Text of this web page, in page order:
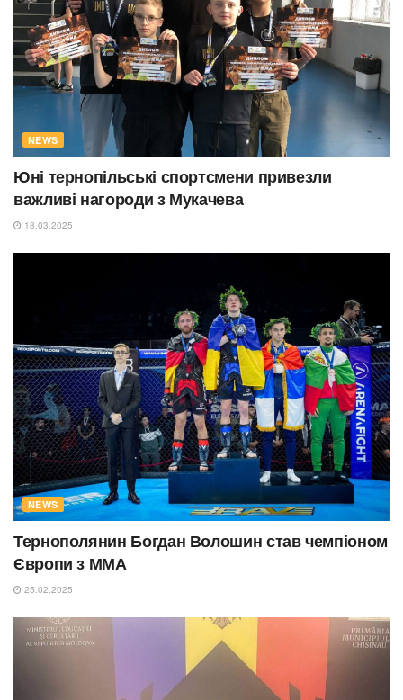
NEWS
Юні тернопільські спортсмени привезли
важливі нагороди з Мукачева
18.03.2025
NEWS
Тернополянин Богдан Волошин став чемпіоном
Європи з ММА
25.02.2025